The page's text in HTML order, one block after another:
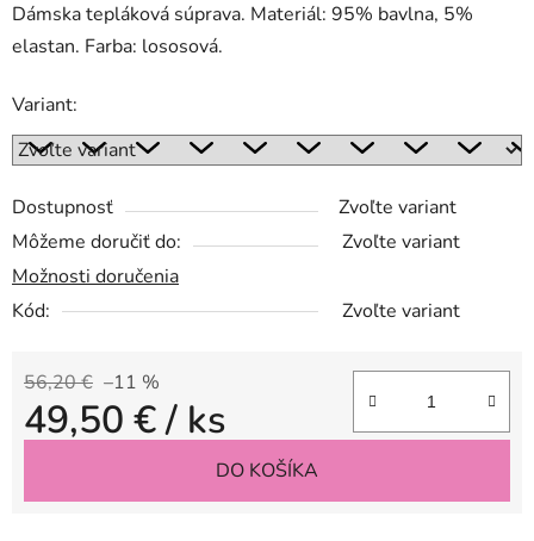
Dámska tepláková súprava. Materiál: 95% bavlna, 5%
elastan. Farba: lososová.
Variant:
Dostupnosť
Zvoľte variant
Môžeme doručiť do:
Zvoľte variant
Možnosti doručenia
Kód:
Zvoľte variant
56,20 € –11 %
49,50 €/ ks
DO KOŠÍKA